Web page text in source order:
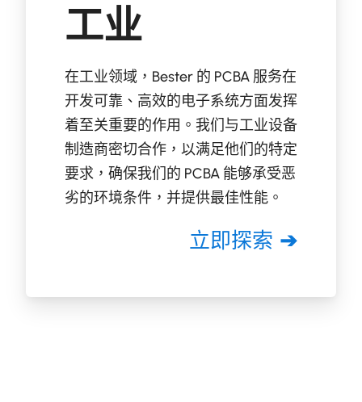
工业
在工业领域，Bester 的 PCBA 服务在
开发可靠、高效的电子系统方面发挥
着至关重要的作用。我们与工业设备
制造商密切合作，以满足他们的特定
要求，确保我们的 PCBA 能够承受恶
劣的环境条件，并提供最佳性能。
立即探索